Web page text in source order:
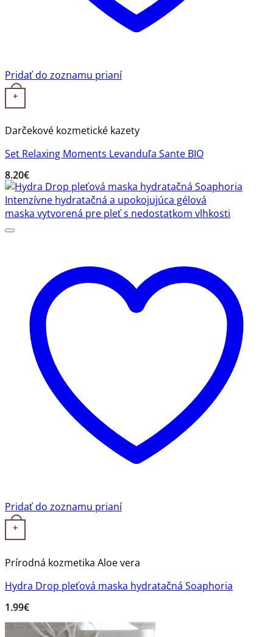
Pridať do zoznamu prianí
+
Darčekové kozmetické kazety
Set Relaxing Moments Levanduľa Sante BIO
8.20€
Pridať do zoznamu prianí
+
Prírodná kozmetika Aloe vera
Hydra Drop pleťová maska hydratačná Soaphoria
1.99€